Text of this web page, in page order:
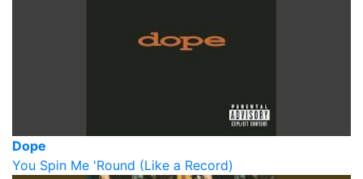
Dope
You Spin Me 'Round (Like a Record)